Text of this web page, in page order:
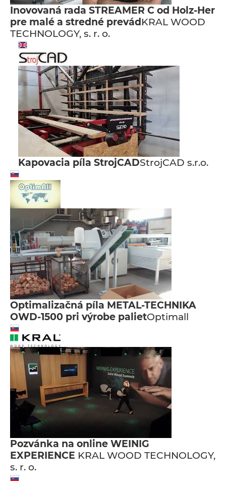
Inovovaná rada STREAMER C od Holz-Her
pre malé a stredné prevád KRAL WOOD
TECHNOLOGY, s. r. o.
Kapovacia píla StrojCADStrojCAD s.r.o.
Optimalizačná píla METAL-TECHNIKA
OWD-1500 pri výrobe palietOptimall
Pozvánka na online WEINIG
EXPERIENCE KRAL WOOD TECHNOLOGY,
s. r. o.